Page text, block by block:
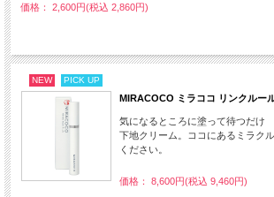
価格： 2,600円(税込 2,860円)
NEW PICK UP
MIRACOCO ミラココ リンクルー
気になるところに塗って待つだけ
下地クリーム。ココにあるミラク
ください。
価格： 8,600円(税込 9,460円)